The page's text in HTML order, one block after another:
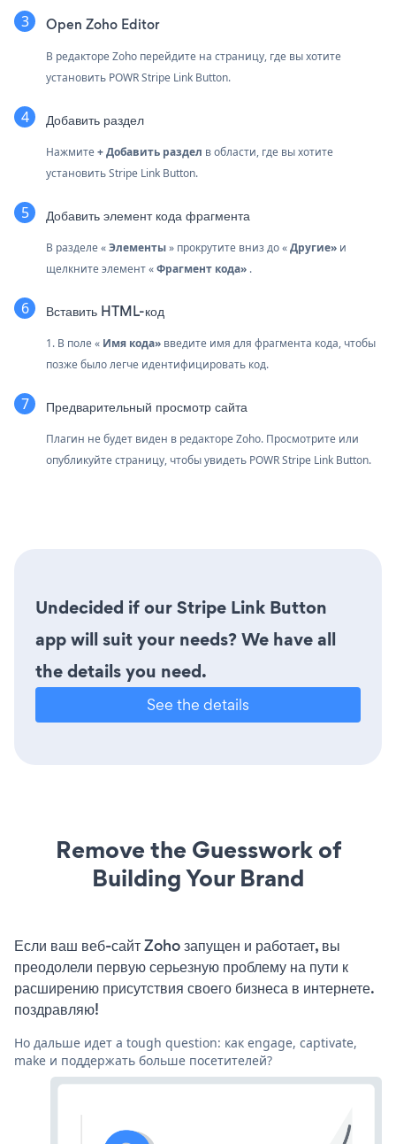
Open Zoho Editor
В редакторе Zoho перейдите на страницу, где вы хотите
установить POWR Stripe Link Button.
Добавить раздел
Нажмите+ Добавить раздел в области, где вы хотите
установить Stripe Link Button.
Добавить элемент кода фрагмента
В разделе «Элементы» прокрутите вниз до «Другие» и
щелкните элемент «Фрагмент кода» .
Вставить HTML-код
1. В поле « Имя кода» введите имя для фрагмента кода, чтобы
позже было легче идентифицировать код.
Предварительный просмотр сайта
Плагин не будет виден в редакторе Zoho. Просмотрите или
опубликуйте страницу, чтобы увидеть POWR Stripe Link Button.
Undecided if our Stripe Link Button
app will suit your needs? We have all
the details you need.
See the details
Remove the Guesswork of
Building Your Brand
Если ваш веб-сайт Zoho запущен и работает, вы
преодолели первую серьезную проблему на пути к
расширению присутствия своего бизнеса в интернете.
поздравляю!
Но дальше идет a tough question: как engage, captivate,
make и поддержать больше посетителей?